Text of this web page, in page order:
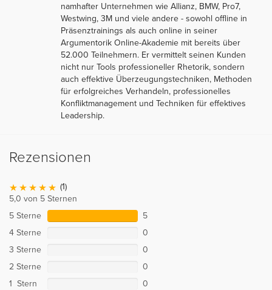
namhafter Unternehmen wie Allianz, BMW, Pro7,
Westwing, 3M und viele andere - sowohl offline in
Präsenztrainings als auch online in seiner
Argumentorik Online-Akademie mit bereits über
52.000 Teilnehmern. Er vermittelt seinen Kunden
nicht nur Tools professioneller Rhetorik, sondern
auch effektive Überzeugungstechniken, Methoden
für erfolgreiches Verhandeln, professionelles
Konfliktmanagement und Techniken für effektives
Leadership.
Rezensionen
(1)
5,0 von 5 Sternen
5 Sterne
5
4 Sterne
0
3 Sterne
0
2 Sterne
0
1 Stern
0